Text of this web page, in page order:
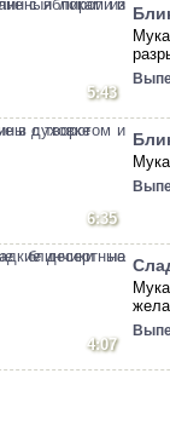
5:43
6:35
4:07